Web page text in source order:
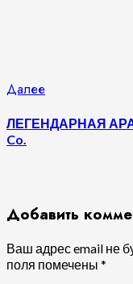
ДалееСледующая
ЛЕГЕНДАРНАЯ
Co.
Добавить
Ваш адрес email не
поля помечены *